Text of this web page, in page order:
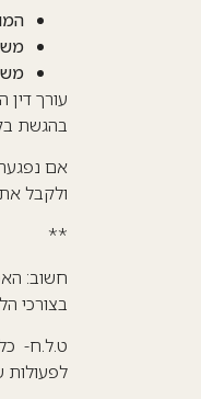
עורך דין
בהגשת
אם
ולקבל
**
חשוב:
בצורכי
ט.ל.ח-
לפעולות